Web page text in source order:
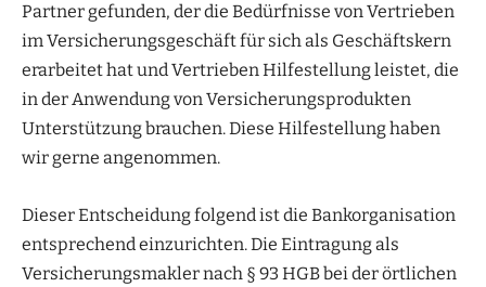
Partner gefunden, der die Bedürfnisse von Vertrieben
im Versicherungsgeschäft für sich als Geschäftskern
erarbeitet hat und Vertrieben Hilfestellung leistet, die
in der Anwendung von Versicherungsprodukten
Unterstützung brauchen. Diese Hilfestellung haben
wir gerne angenommen.
Dieser Entscheidung folgend ist die Bankorganisation
entsprechend einzurichten. Die Eintragung als
Versicherungsmakler nach § 93 HGB bei der örtlichen